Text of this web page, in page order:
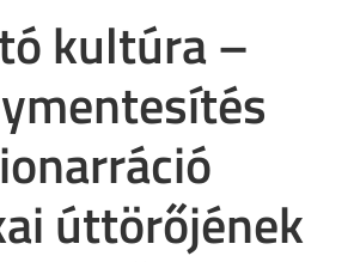
kultúra –
úttörőjének